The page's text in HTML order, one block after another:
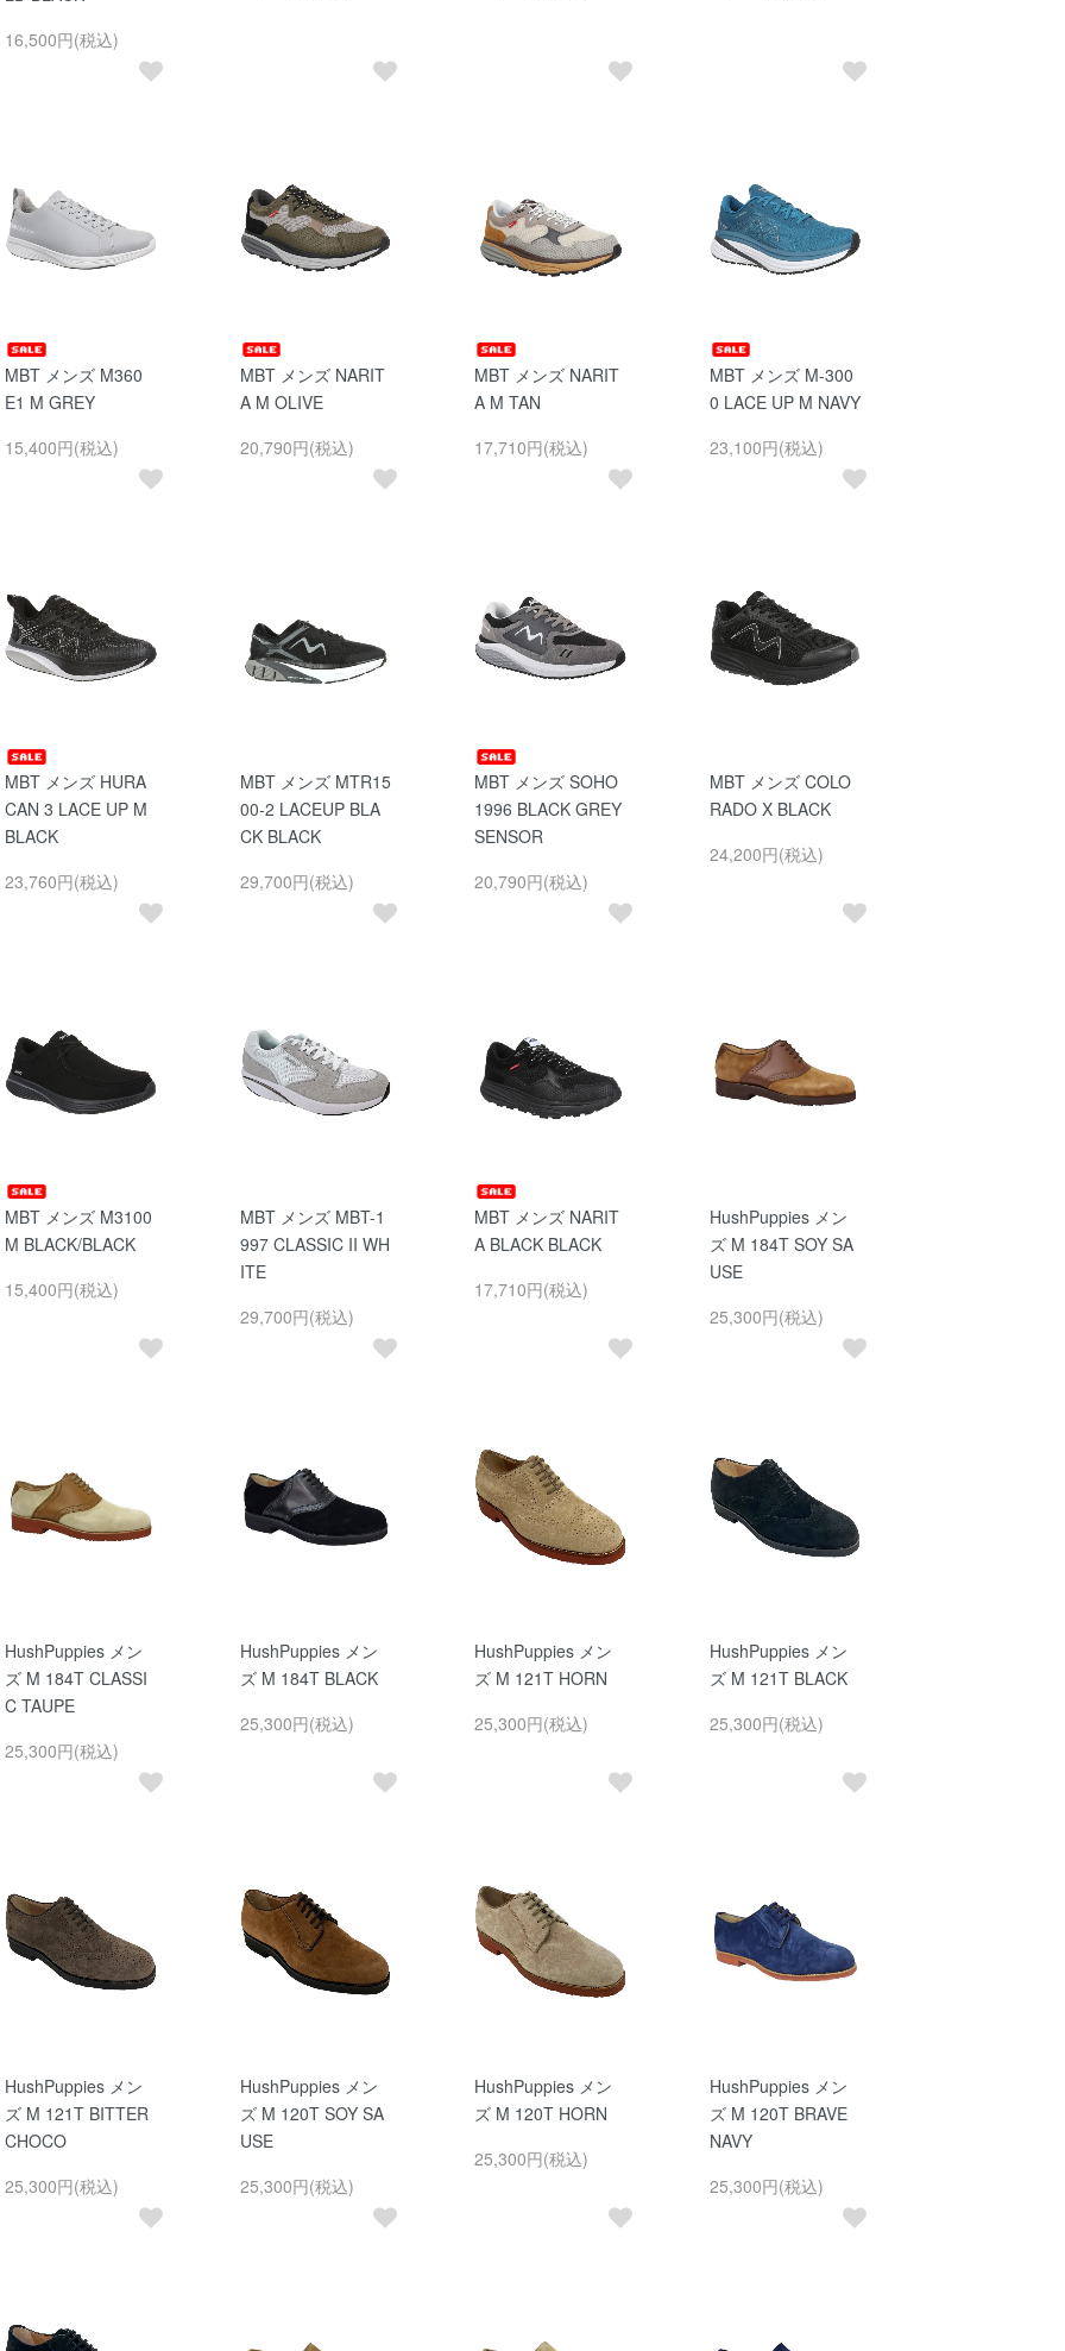
16,500円(税込)
MBT メンズ M360
E1 M GREY
15,400円(税込)
MBT メンズ NARIT
A M OLIVE
20,790円(税込)
MBT メンズ NARIT
A M TAN
17,710円(税込)
MBT メンズ M-300
0 LACE UP M NAVY
23,100円(税込)
MBT メンズ HURA
CAN 3 LACE UP M
BLACK
23,760円(税込)
MBT メンズ MTR15
00-2 LACEUP BLA
CK BLACK
29,700円(税込)
MBT メンズ SOHO
1996 BLACK GREY
SENSOR
20,790円(税込)
MBT メンズ COLO
RADO X BLACK
24,200円(税込)
MBT メンズ M3100
M BLACK/BLACK
15,400円(税込)
MBT メンズ MBT-1
997 CLASSIC II WH
ITE
29,700円(税込)
MBT メンズ NARIT
A BLACK BLACK
17,710円(税込)
HushPuppies メン
ズ M 184T SOY SA
USE
25,300円(税込)
HushPuppies メン
ズ M 184T CLASSI
C TAUPE
25,300円(税込)
HushPuppies メン
ズ M 184T BLACK
25,300円(税込)
HushPuppies メン
ズ M 121T HORN
25,300円(税込)
HushPuppies メン
ズ M 121T BLACK
25,300円(税込)
HushPuppies メン
ズ M 121T BITTER
CHOCO
25,300円(税込)
HushPuppies メン
ズ M 120T SOY SA
USE
25,300円(税込)
HushPuppies メン
ズ M 120T HORN
25,300円(税込)
HushPuppies メン
ズ M 120T BRAVE
NAVY
25,300円(税込)